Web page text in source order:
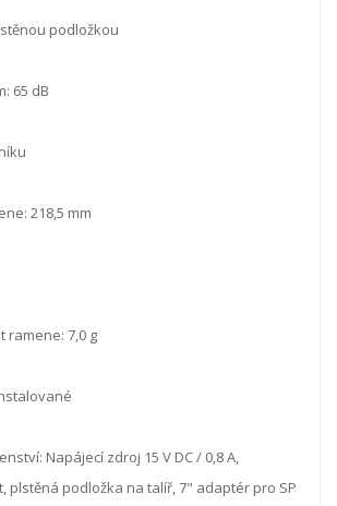
podložkou
65 dB
218,5 mm
ramene: 7,0 g
Napájecí zdroj 15 V DC / 0,8 A,
plstěná podložka na talíř, 7" adaptér pro SP